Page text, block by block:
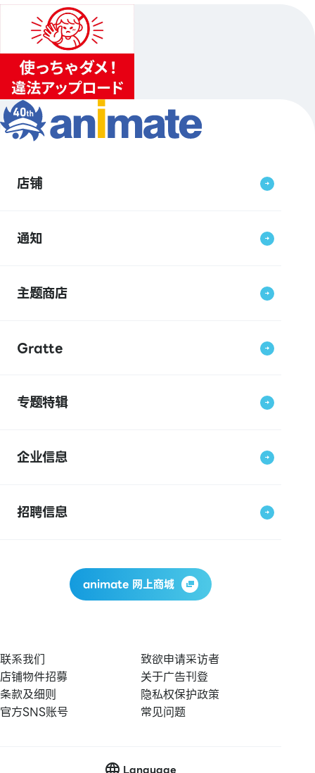
店铺
通知
主题商店
Gratte
专题特辑
企业信息
招聘信息
animate 网上商城
联系我们
致欲申请采访者
店铺物件招募
关于广告刊登
条款及细则
隐私权保护政策
官方SNS账号
常见问题
Language